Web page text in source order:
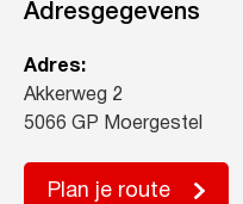
Adresgegevens
Adres:
Akkerweg 2
5066 GP Moergestel
Plan je route